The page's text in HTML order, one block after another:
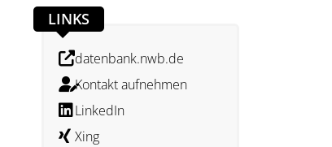
LINKS
datenbank.nwb.de
Kontakt aufnehmen
LinkedIn
Xing